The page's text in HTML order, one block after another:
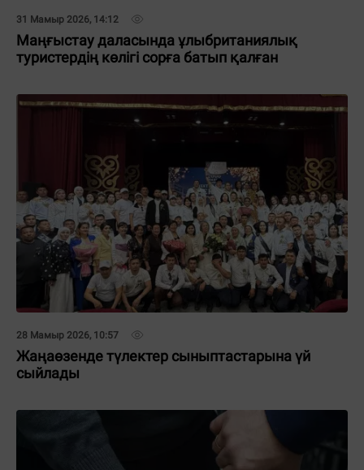
31 Мамыр 2026, 14:12
Маңғыстау даласында ұлыбританиялық
туристердің көлігі сорға батып қалған
28 Мамыр 2026, 10:57
Жаңаөзенде түлектер сыныптастарына үй
сыйлады